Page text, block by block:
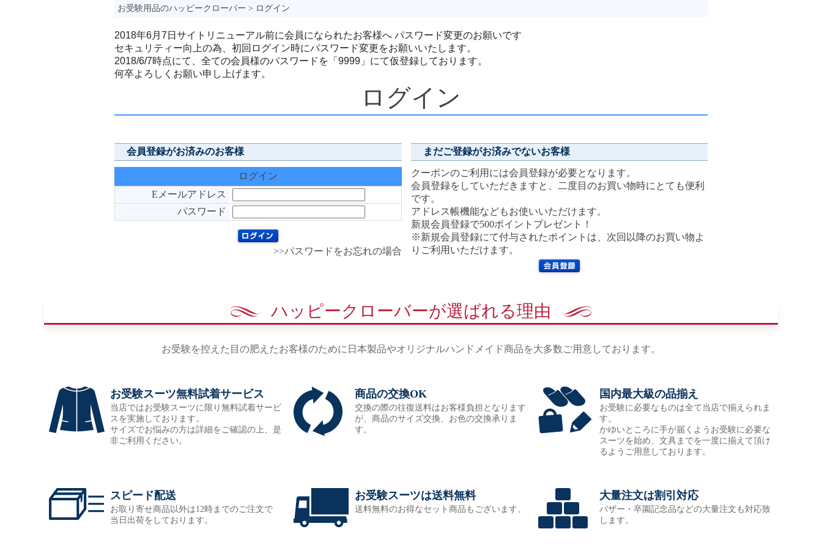
お受験用品のハッピークローバー > ログイン
2018年6月7日サイトリニューアル前に会員になられたお客様へ パスワード変更のお願いです
セキュリティー向上の為、初回ログイン時にパスワード変更をお願いいたします。
2018/6/7時点にて、全ての会員様のパスワードを「9999」にて仮登録しております。
何卒よろしくお願い申し上げます。
ログイン
会員登録がお済みのお客様
ログイン
Eメールアドレス
パスワード
>>パスワードをお忘れの場合
まだご登録がお済みでないお客様
クーポンのご利用には会員登録が必要となります。
会員登録をしていただきますと、二度目のお買い物時にとても便利
です。
アドレス帳機能などもお使いいただけます。
新規会員登録で500ポイントプレゼント！
※新規会員登録にて付与されたポイントは、次回以降のお買い物よ
りご利用いただけます。
ハッピークローバーが選ばれる理由
お受験を控えた目の肥えたお客様のために日本製品やオリジナルハンドメイド商品を大多数ご用意しております。
お受験スーツ無料試着サービス
当店ではお受験スーツに限り無料試着サービ
スを実施しております。
サイズでお悩みの方は詳細をご確認の上、是
非ご利用ください。
商品の交換OK
交換の際の往復送料はお客様負担となります
が、商品のサイズ交換、お色の交換承りま
す。
国内最大級の品揃え
お受験に必要なものは全て当店で揃えられま
す。
かゆいところに手が届くようお受験に必要な
スーツを始め、文具までを一度に揃えて頂け
るようご用意しております。
スピード配送
お取り寄せ商品以外は12時までのご注文で
当日出荷をしております。
お受験スーツは送料無料
送料無料のお得なセット商品もございます。
大量注文は割引対応
バザー・卒園記念品などの大量注文も対応致
します。